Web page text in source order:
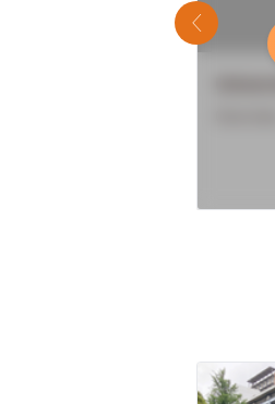
前のスライド